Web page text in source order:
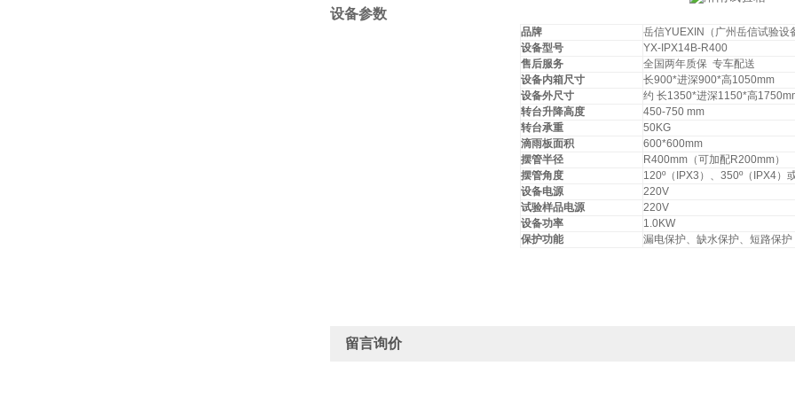
设备参数
品牌
岳信YUEXIN（广州岳信试验设
设备型号
YX-IPX14B-R400
售后服务
全国两年质保 专车配送
设备内箱尺寸
长900*进深900*高1050mm
设备外尺寸
约 长1350*进深1150*高
转台升降高度
450-750 mm
转台承重
50KG
滴雨板面积
600*600mm
摆管半径
R400mm（可加配R200mm）
摆管角度
120º（IPX3）、350º（IPX4）
设备电源
220V
试验样品电源
220V
设备功率
1.0KW
保护功能
漏电保护、缺水保护、短路保护
留言询价